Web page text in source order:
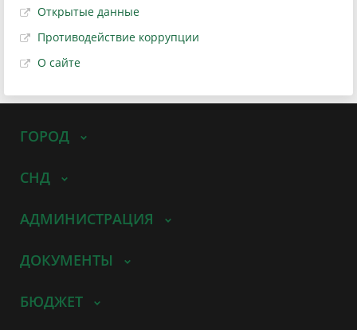
Открытые данные
Противодействие коррупции
О сайте
ГОРОД
СНД
АДМИНИСТРАЦИЯ
ДОКУМЕНТЫ
БЮДЖЕТ